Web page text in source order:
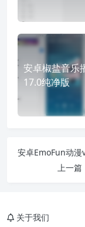
安卓椒盐音乐
17.0纯净版
上一篇
关于我们